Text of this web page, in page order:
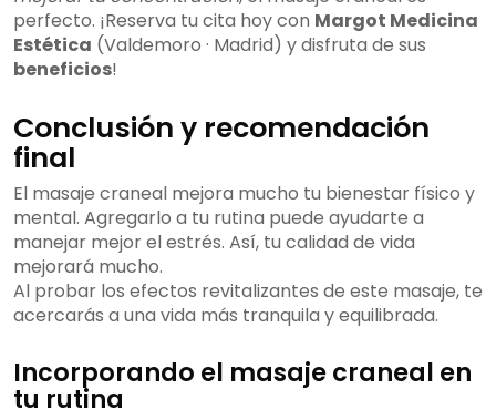
perfecto. ¡Reserva tu cita hoy con Margot Medicina
Estética (Valdemoro · Madrid) y disfruta de sus
beneficios!
Conclusión y recomendación
final
El masaje craneal mejora mucho tu bienestar físico y
mental. Agregarlo a tu rutina puede ayudarte a
manejar mejor el estrés. Así, tu calidad de vida
mejorará mucho.
Al probar los efectos revitalizantes de este masaje, te
acercarás a una vida más tranquila y equilibrada.
Incorporando el masaje craneal en
tu rutina